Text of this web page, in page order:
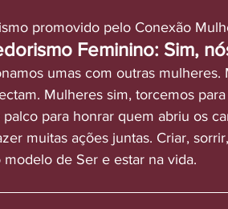
promovido pelo Conexão
Feminino: Sim,
umas com outras mulheres.
Mulheres sim, torcemos
para honrar quem abriu os
muitas ações juntas. Criar,
de Ser e estar na vida.